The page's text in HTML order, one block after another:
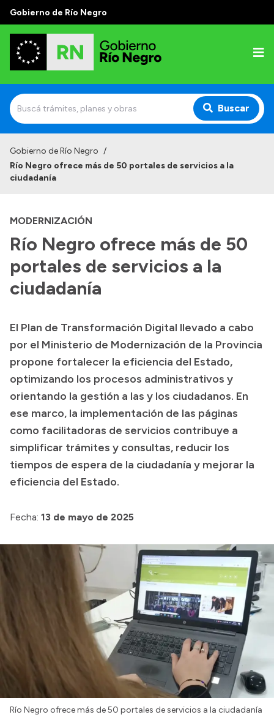
Gobierno de Río Negro
Buscar
Autoridades
Autoridades y Organismos
Discursos en la Legislatura
Casa de Gobierno
Acerca de Río Negro
Geografía
Invertí en Río Negro
Transparencia
Boletín Oficial
Compras y licitaciones
Consulta de pago a proveedores
Gobierno de Río Negro /
Río Negro ofrece más de 50 portales de servicios a la
ciudadanía
MODERNIZACIÓN
Río Negro ofrece más de 50
portales de servicios a la
ciudadanía
El Plan de Transformación Digital llevado a cabo
por el Ministerio de Modernización de la Provincia
propone fortalecer la eficiencia del Estado,
optimizando los procesos administrativos y
orientando la gestión a las y los ciudadanos. En
ese marco, la implementación de las páginas
como facilitadoras de servicios contribuye a
simplificar trámites y consultas, reducir los
tiempos de espera de la ciudadanía y mejorar la
eficiencia del Estado.
Fecha: 13 de mayo de 2025
Río Negro ofrece más de 50 portales de servicios a la ciudadanía